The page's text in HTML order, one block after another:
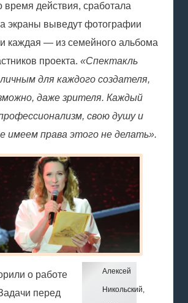
время действия, сработала
экраны выведут фотографии
каждая — из семейного альбома
проекта. «Спектакль
для каждого создателя,
даже зрителя. Каждый
свою душу и
имеем права этого не делать».
Алексей
Никольский,
о работе
перед